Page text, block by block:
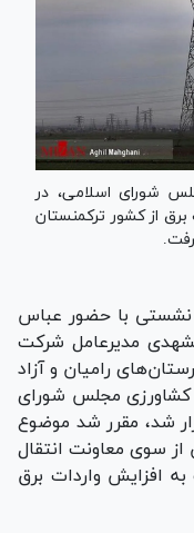
شورای اسلامی، در
برق از کشور ترکمنستان
نشستی با حضور عباس
مدیرعامل شرکت
رامیان و آزاد
مجلس شورای
شد، مقرر شد موضوع
از سوی معاونت انتقال
افزایش واردات برق